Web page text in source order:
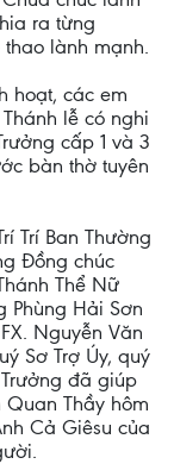
ra từng
lành mạnh.
hoạt, các em
lễ có nghi
cấp 1 và 3
bàn thờ tuyên
Trí Ban Thường
Đồng chúc
Thể Nữ
Phùng Hải Sơn
Nguyễn Văn
Sơ Trợ Úy, quý
đã giúp
Thầy hôm
Cả Giêsu của